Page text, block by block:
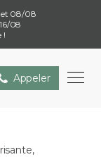
et 08/08
08
!
Appeler